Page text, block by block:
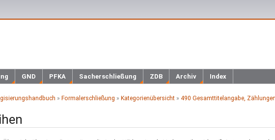
GND PFKA Sacherschließung ZDB Archiv
Index
» Formalerschließung » Kategorienübersicht » 490 Gesamttitelangabe,